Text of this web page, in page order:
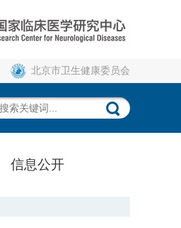
北京市卫生健康委员会
信息公开